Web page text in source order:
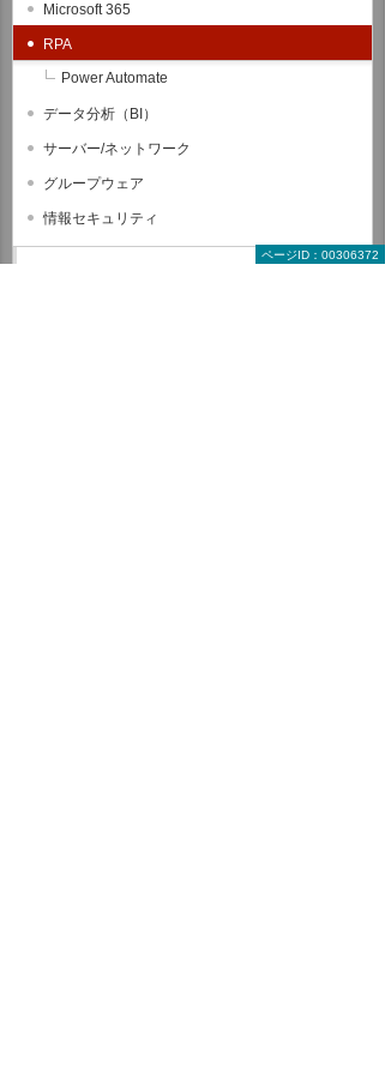
ページID：00306372
Microsoft 365
RPA
Power Automate
データ分析（BI）
サーバー/ネットワーク
グループウェア
情報セキュリティ